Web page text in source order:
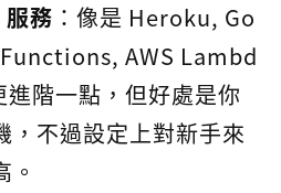
務 ：像是 Heroku, Go
AWS Lambd
進階一點，但好處是你
，不過設定上對新手來